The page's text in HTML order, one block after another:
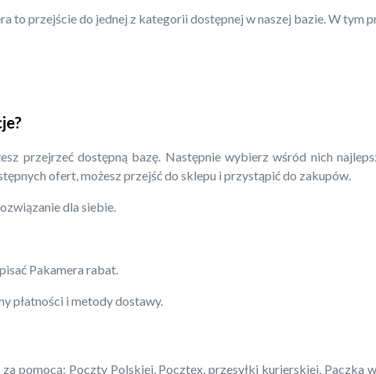
to przejście do jednej z kategorii dostępnej w naszej bazie. W tym
przejrzeć dostępną bazę. Następnie wybierz wśród nich
ofert, możesz przejść do sklepu i przystąpić do zakupów.
dla siebie.
Pakamera rabat.
płatności i metody dostawy.
pomocą: Poczty Polskiej, Pocztex, przesyłki kurierskiej, Paczka